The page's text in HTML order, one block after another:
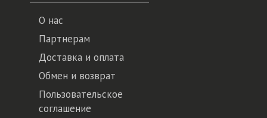
О нас
Партнерам
Доставка и оплата
Обмен и возврат
Пользовательское
соглашение